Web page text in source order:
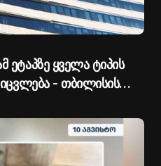
ეტაპზე ყველა ტიპის
იცვლება - თბილისის